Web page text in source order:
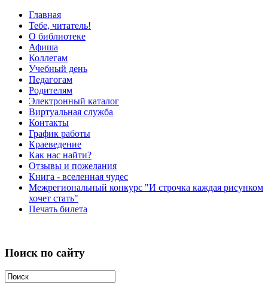
Главная
Тебе, читатель!
О библиотеке
Афиша
Коллегам
Учебный день
Педагогам
Родителям
Электронный каталог
Виртуальная служба
Контакты
График работы
Краеведение
Как нас найти?
Отзывы и пожелания
Книга - вселенная чудес
Межрегиональный конкурс "И строчка каждая рисунком
хочет стать"
Печать билета
Поиск по сайту